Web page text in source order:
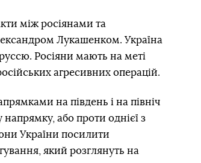
між росіянами та
Лукашенком. Україна
Росіяни мають на меті
агресивних операцій.
на південь і на північ
напрямку, або проти однієї з
України посилити
який розглянуть на